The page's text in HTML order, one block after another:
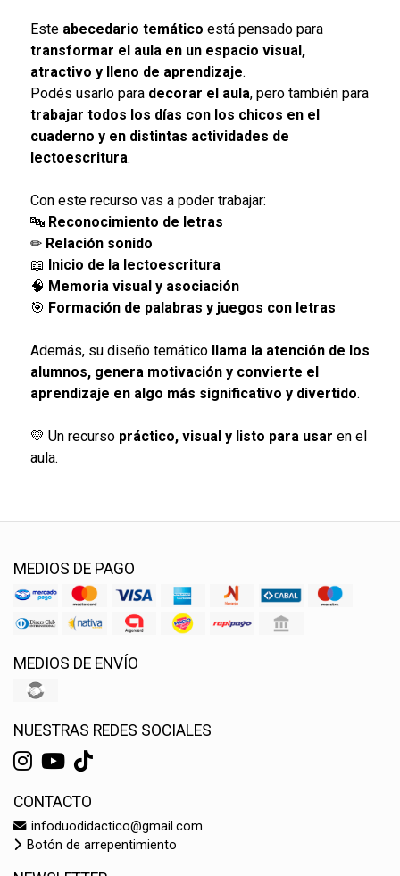
Este abecedario temático está pensado para
transformar el aula en un espacio visual,
atractivo y lleno de aprendizaje.
Podés usarlo para decorar el aula, pero también para
trabajar todos los días con los chicos en el
cuaderno y en distintas actividades de
lectoescritura.
Con este recurso vas a poder trabajar:
🔤 Reconocimiento de letras
✏ Relación sonido
📖 Inicio de la lectoescritura
🧠 Memoria visual y asociación
🎯 Formación de palabras y juegos con letras
Además, su diseño temático llama la atención de los
alumnos, genera motivación y convierte el
aprendizaje en algo más significativo y divertido.
💛 Un recurso práctico, visual y listo para usar en el
aula.
MEDIOS DE PAGO
MEDIOS DE ENVÍO
NUESTRAS REDES SOCIALES
CONTACTO
infoduodidactico@gmail.com
Botón de arrepentimiento